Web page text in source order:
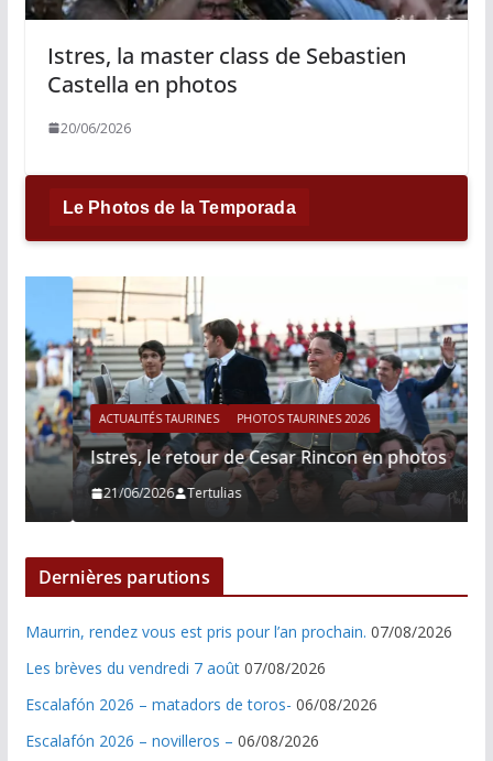
Istres, la master class de Sebastien
Castella en photos
20/06/2026
Le Photos de la Temporada
ACTUALITÉS TAURINES PHOTOS TAURINES 2026
Istres, le retour de Cesar Rincon en photos
21/06/2026 Tertulias
Dernières parutions
Maurrin, rendez vous est pris pour l’an prochain. 07/08/2026
Les brèves du vendredi 7 août 07/08/2026
Escalafón 2026 – matadors de toros- 06/08/2026
Escalafón 2026 – novilleros – 06/08/2026